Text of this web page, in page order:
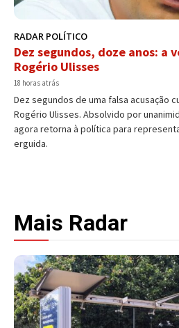
RADAR POLÍTICO
Dez segundos, doze anos: a
Rogério Ulisses
18 horas atrás
Dez segundos de uma falsa acusação
Rogério Ulisses. Absolvido por
agora retorna à política para
erguida.
Mais Radar